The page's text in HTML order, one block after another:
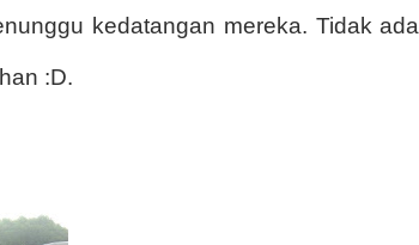
kedatangan mereka. Tidak ada
:D.